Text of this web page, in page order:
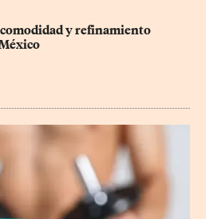
y refinamiento